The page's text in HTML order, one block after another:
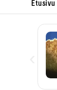
Etusivu